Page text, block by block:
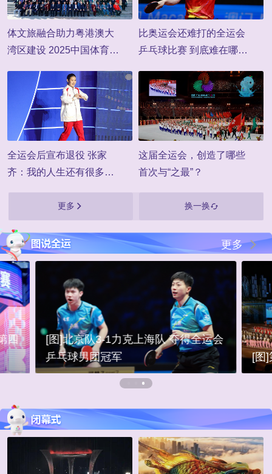
体文旅融合助力粤港澳大
湾区建设 2025中国体育文
比奥运会还难打的全运会
乒乓球比赛 到底难在哪
全运会后宣布退役 张家
齐：我的人生还有很多种
这届全运会，创造了哪些
首次与“之最”？
更多 换一换
更多
会
[图]第十五届全国运动会闭幕式举行